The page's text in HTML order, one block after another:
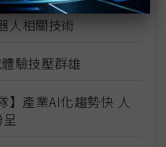
人相關技術
驗技壓群雄
】產業AI化趨勢快 人